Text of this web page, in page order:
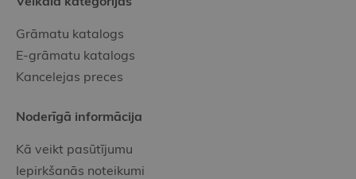
Grāmatu katalogs
E-grāmatu katalogs
Kancelejas preces
Noderīgā informācija
Kā veikt pasūtījumu
Iepirkšanās noteikumi